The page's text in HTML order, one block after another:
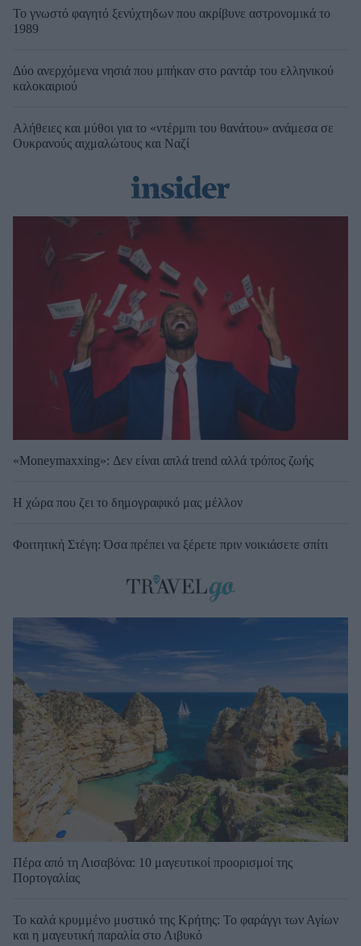
Το γνωστό φαγητό ξενύχτηδων που ακρίβυνε αστρονομικά το
1989
Δύο ανερχόμενα νησιά που μπήκαν στο ραντάρ του ελληνικού
καλοκαιριού
Αλήθειες και μύθοι για το «ντέρμπι του θανάτου» ανάμεσα σε
Ουκρανούς αιχμαλώτους και Ναζί
«Moneymaxxing»: Δεν είναι απλά trend αλλά τρόπος ζωής
Η χώρα που ζει το δημογραφικό μας μέλλον
Φοιτητική Στέγη: Όσα πρέπει να ξέρετε πριν νοικιάσετε σπίτι
Πέρα από τη Λισαβόνα: 10 μαγευτικοί προορισμοί της
Πορτογαλίας
Το καλά κρυμμένο μυστικό της Κρήτης: Το φαράγγι των Αγίων
και η μαγευτική παραλία στο Λιβυκό